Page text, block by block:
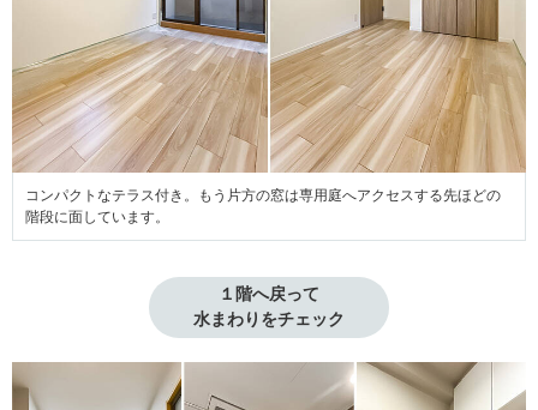
コンパクトなテラス付き。もう片方の窓は専用庭へアクセスする先ほどの
階段に面しています。
１階へ戻って
水まわりをチェック